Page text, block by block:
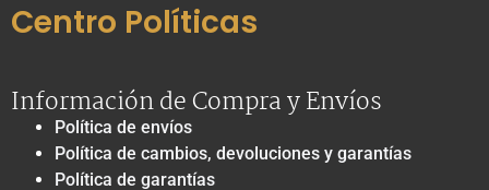
Centro Políticas
Información de Compra y Envíos
Política de envíos
Política de cambios, devoluciones y garantías
Política de garantías